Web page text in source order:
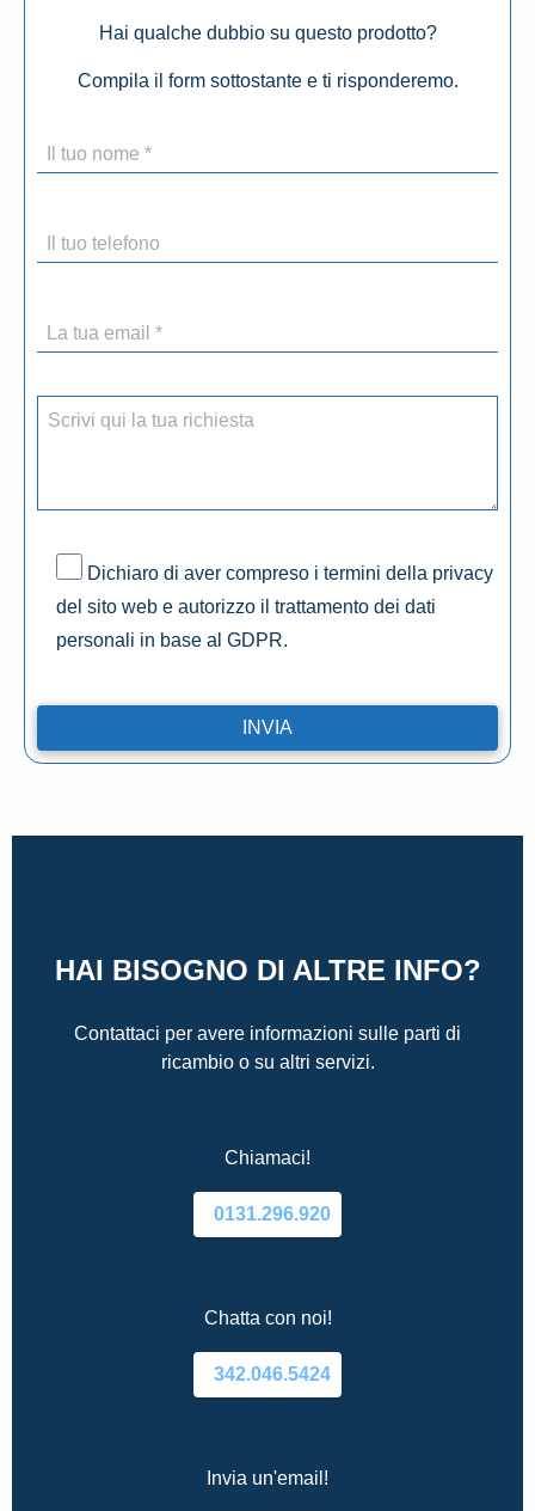
Hai qualche dubbio su questo prodotto?
Compila il form sottostante e ti risponderemo.
Dichiaro di aver compreso i termini della privacy
del sito web e autorizzo il trattamento dei dati
personali in base al GDPR.
HAI BISOGNO DI ALTRE INFO?
Contattaci per avere informazioni sulle parti di
ricambio o su altri servizi.
Chiamaci!
0131.296.920
Chatta con noi!
342.046.5424
Invia un'email!